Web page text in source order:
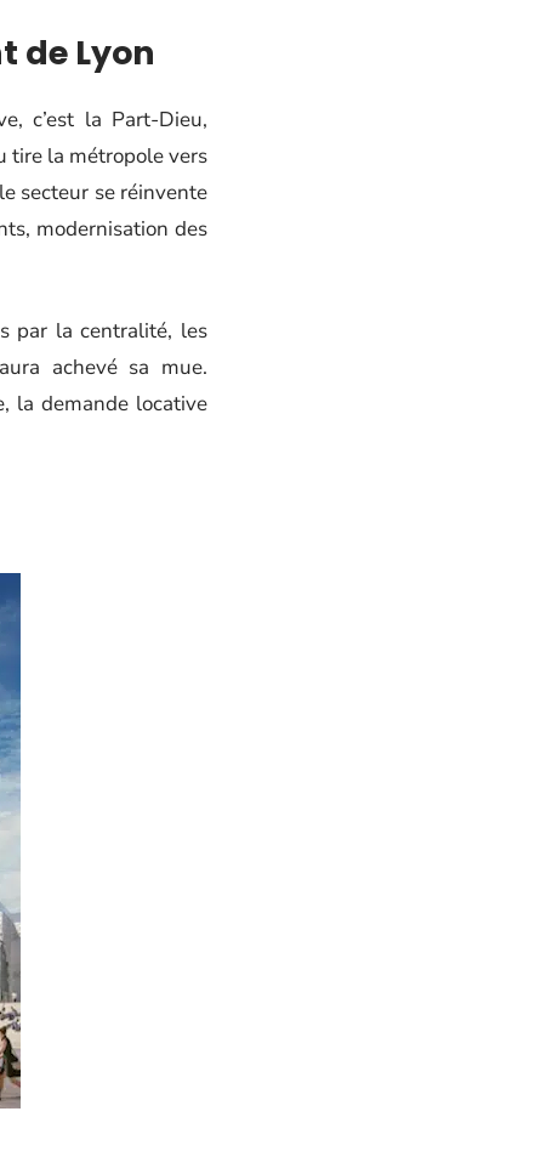
de Lyon
c’est la Part-Dieu,
tire la métropole vers
secteur se réinvente
modernisation des
par la centralité, les
achevé sa mue.
la demande locative